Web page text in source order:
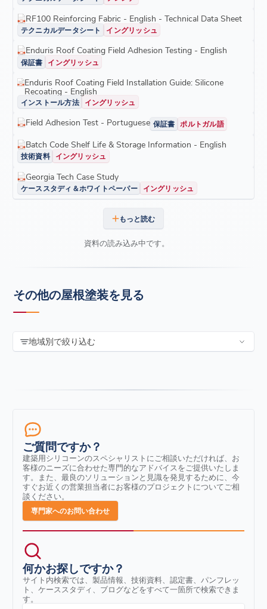
RF100 Reinforcing Fabric - English - Technical Data Sheet
テクニカルデータシート イングリッシュ
Enduris Roof Coating Field Adhesion Testing - English
保証書 イングリッシュ
Enduris Roof Coating Field Installation Guide: Silicone
Recoating - English
インストール方法 イングリッシュ
Field Adhesion Test - Portuguese 保証書 ポルトガル語
Batch Code Shelf Life & Storage Information - English
技術資料 イングリッシュ
Georgia Tech Case Study
ケーススタディ＆ホワイトペーパー イングリッシュ
もっと読む
資料の読み込み中です。
その他の屋根塗装を見る
地域別で絞り込む
ご質問ですか？
建築用シリコーンのスペシャリストにご相談いただければ、お
客様のニーズに合わせた専門的なアドバイスをご提供いたしま
す。また、最良のソリューションと見識を発見するために、今
すぐお近くの営業担当者にお客様のプロジェクトについてご相
談ください。
専門家へのお問い合わせ
何かお探しですか？
サイト内検索では、製品情報、技術資料、認定書、パンフレッ
ト、ケーススタディ、ブログなどをすべて一箇所で検索できま
す。